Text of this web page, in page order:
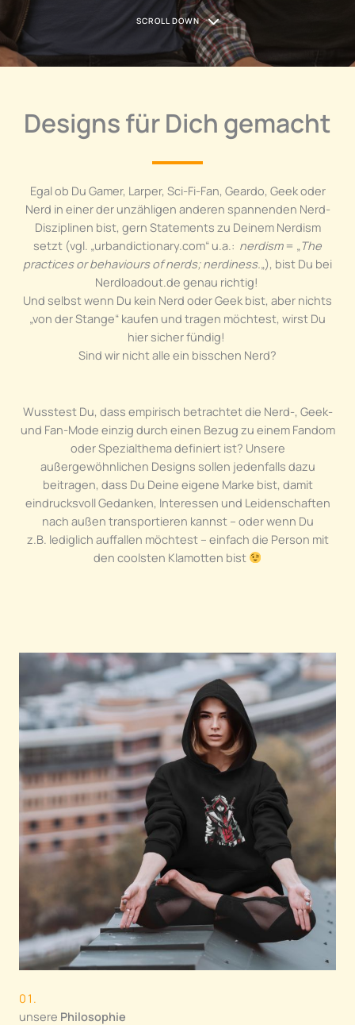
SCROLL DOWN
Designs für Dich gemacht
Egal ob Du Gamer, Larper, Sci-Fi-Fan, Geardo, Geek oder
Nerd in einer der unzähligen anderen spannenden Nerd-
Disziplinen bist, gern Statements zu Deinem Nerdism
setzt (vgl. „urbandictionary.com“ u.a.: nerdism= „The
practices or behaviours of nerds; nerdiness.„), bist Du bei
Nerdloadout.de genau richtig!
Und selbst wenn Du kein Nerd oder Geek bist, aber nichts
„von der Stange“ kaufen und tragen möchtest, wirst Du
hier sicher fündig!
Sind wir nicht alle ein bisschen Nerd?
Wusstest Du, dass empirisch betrachtet die Nerd-, Geek-
und Fan-Mode einzig durch einen Bezug zu einem Fandom
oder Spezialthema definiert ist? Unsere
außergewöhnlichen Designs sollen jedenfalls dazu
beitragen, dass Du Deine eigene Marke bist, damit
eindrucksvoll Gedanken, Interessen und Leidenschaften
nach außen transportieren kannst – oder wenn Du
z.B. lediglich auffallen möchtest – einfach die Person mit
den coolsten Klamotten bist
01.
unsere Philosophie